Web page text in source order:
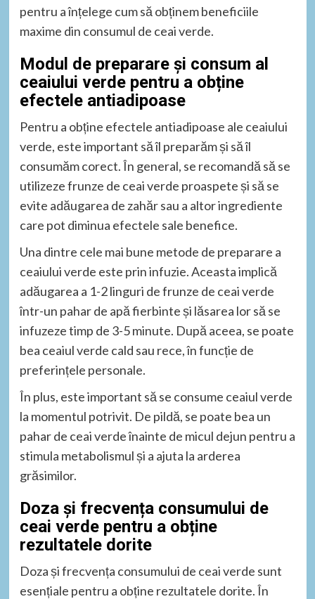
pentru a înțelege cum să obținem beneficiile
maxime din consumul de ceai verde.
Modul de preparare și consum al
ceaiului verde pentru a obține
efectele antiadipoase
Pentru a obține efectele antiadipoase ale ceaiului
verde, este important să îl preparăm și să îl
consumăm corect. În general, se recomandă să se
utilizeze frunze de ceai verde proaspete și să se
evite adăugarea de zahăr sau a altor ingrediente
care pot diminua efectele sale benefice.
Una dintre cele mai bune metode de preparare a
ceaiului verde este prin infuzie. Aceasta implică
adăugarea a 1-2 linguri de frunze de ceai verde
într-un pahar de apă fierbinte și lăsarea lor să se
infuzeze timp de 3-5 minute. După aceea, se poate
bea ceaiul verde cald sau rece, în funcție de
preferințele personale.
În plus, este important să se consume ceaiul verde
la momentul potrivit. De pildă, se poate bea un
pahar de ceai verde înainte de micul dejun pentru a
stimula metabolismul și a ajuta la arderea
grăsimilor.
Doza și frecvența consumului de
ceai verde pentru a obține
rezultatele dorite
Doza și frecvența consumului de ceai verde sunt
esențiale pentru a obține rezultatele dorite. În